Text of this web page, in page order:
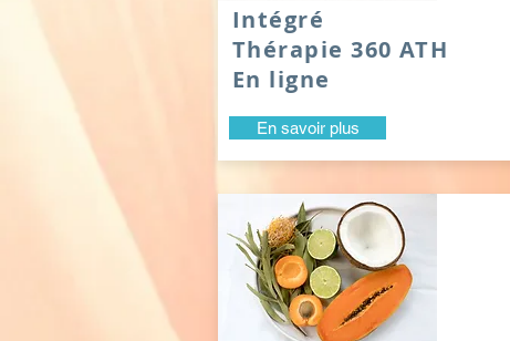
En savoir plus
Intégré
Thérapie 360 ATH
En ligne